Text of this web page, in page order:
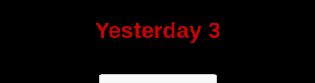
Yesterday 3